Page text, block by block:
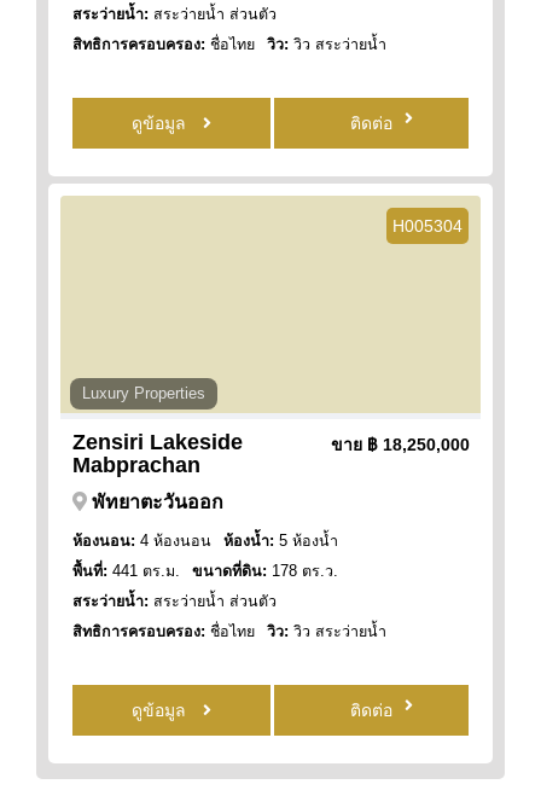
สระว่ายน้ำ: สระว่ายน้ำ ส่วนตัว
สิทธิการครอบครอง: ชื่อไทย วิว: วิว สระว่ายน้ำ
ดูข้อมูล ติดต่อ
H005304
Luxury Properties
Zensiri Lakeside
Mabprachan
ขาย ฿ 18,250,000
พัทยาตะวันออก
ห้องนอน: 4 ห้องนอน ห้องน้ำ: 5 ห้องน้ำ
พื้นที่: 441 ตร.ม. ขนาดที่ดิน: 178 ตร.ว.
สระว่ายน้ำ: สระว่ายน้ำ ส่วนตัว
สิทธิการครอบครอง: ชื่อไทย วิว: วิว สระว่ายน้ำ
ดูข้อมูล ติดต่อ